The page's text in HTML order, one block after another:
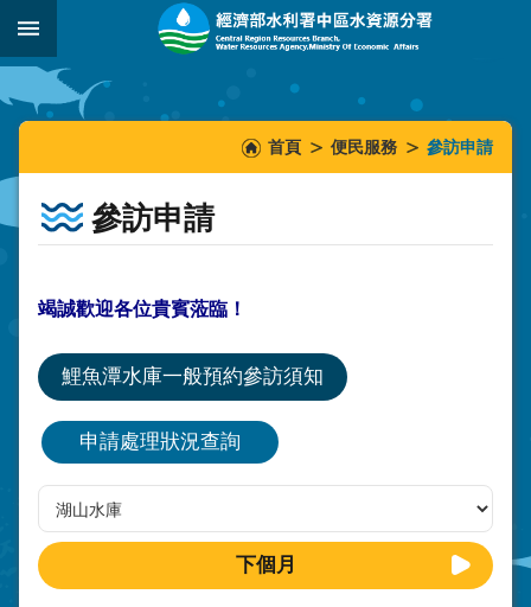
跳到主要內容區塊
:::
::::::
首頁 便民服務 參訪申請
參訪申請
竭誠歡迎各位貴賓蒞臨！
鯉魚潭水庫一般預約參訪須知
申請處理狀況查詢
下個月